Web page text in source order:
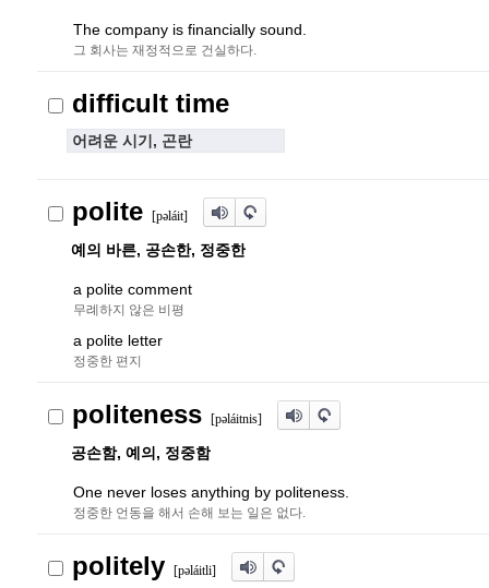
The company is financially sound.
그 회사는 재정적으로 건실하다.
difficult time
어려운 시기, 곤란
polite [pəláit]
예의 바른, 공손한, 정중한
a polite comment
무례하지 않은 비평
a polite letter
정중한 편지
politeness [pəláitnis]
공손함, 예의, 정중함
One never loses anything by politeness.
정중한 언동을 해서 손해 보는 일은 없다.
politely [pəláitli]